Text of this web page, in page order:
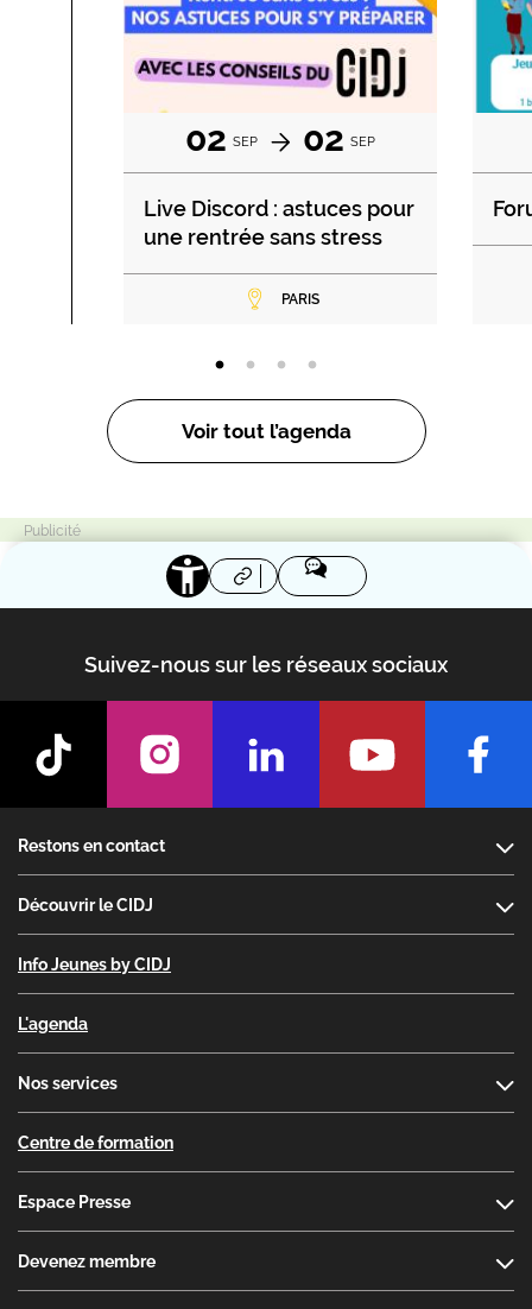
02 SEP 02 SEP
Live Discord : astuces pour
une rentrée sans stress
PARIS
Voir tout l’agenda
Suivez-nous sur les réseaux sociaux
Restons en contact
Découvrir le CIDJ
Info Jeunes by CIDJ
L'agenda
Nos services
Centre de formation
Espace Presse
Devenez membre